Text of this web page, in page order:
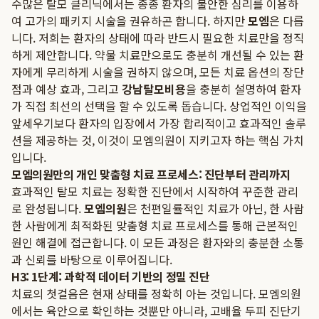
수많은 탈모 클리닉에서는 종종 환자의 불안한 심리를 이용하
여 고가의 패키지 시술을 권유하곤 합니다. 하지만모엠은 다릅
니다. 저희는 환자의 상태에 따라 반드시 필요한 치료만을 정직
하게 제안합니다. 약물 치료만으로도 충분히 개선될 수 있는 환
자에게 무리하게 시술을 권하지 않으며, 모든 치료 옵션의 장단
점과 예상 효과, 그리고 강남탈모비용을 충분히 설명하여 환자
가 직접 최선의 선택을 할 수 있도록 돕습니다. 상업적인 이익을
앞세우기보다 환자의 입장에서 가장 합리적이고 효과적인 솔루
션을 제공하는 것, 이것이 모엠의원이 지키고자 하는 핵심 가치
입니다.
모엠의원만의 개인 맞춤형 치료 프로세스: 진단부터 관리까지
효과적인 탈모 치료는 정확한 진단에서 시작하여 꾸준한 관리
로 완성됩니다.모엠의원은 천편일률적인 치료가 아닌, 한 사람
한 사람에게 최적화된 맞춤형 치료 프로세스를 통해 근본적인
원인 해결에 접근합니다. 이 모든 과정은 환자와의 충분한 소통
과 신뢰를 바탕으로 이루어집니다.
H3: 1단계: 과학적 데이터 기반의 정밀 진단
치료의 첫걸음은 현재 상태를 정확히 아는 것입니다. 모엠의원
에서는 육안으로 확인하는 것뿐만 아니라, 고배율 두피 진단기